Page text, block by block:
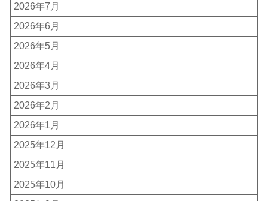
2026年7月
2026年6月
2026年5月
2026年4月
2026年3月
2026年2月
2026年1月
2025年12月
2025年11月
2025年10月